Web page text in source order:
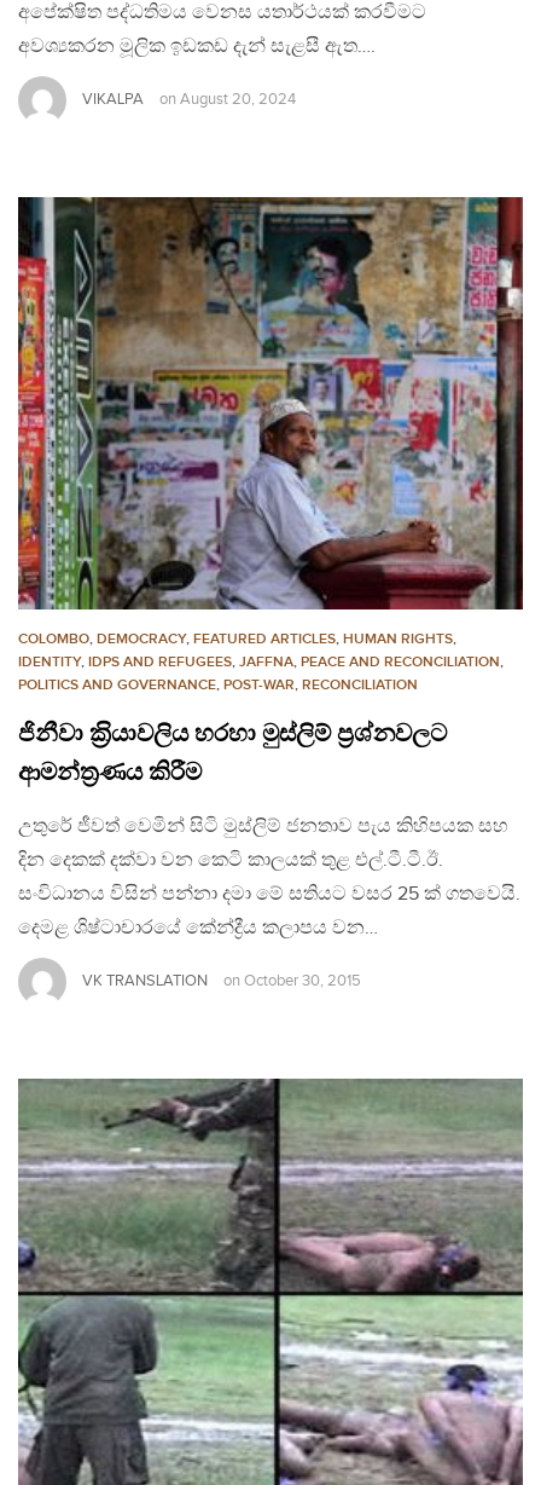
අපේක්ෂිත පද්ධතිමය වෙනස යතාර්ථයක් කරවීමට
අවශ්‍යකරන මූලික ඉඩකඩ දැන් සැළසී ඇත….
VIKALPA on August 20, 2024
COLOMBO, DEMOCRACY, FEATURED ARTICLES, HUMAN RIGHTS,
IDENTITY, IDPS AND REFUGEES, JAFFNA, PEACE AND RECONCILIATION,
POLITICS AND GOVERNANCE, POST-WAR, RECONCILIATION
ජිනීවා ක‍්‍රියාවලිය හරහා මුස්ලිම් ප‍්‍රශ්නවලට
ආමන්ත‍්‍රණය කිරීම
උතුරේ ජීවත් වෙමින් සිටි මුස්ලිම් ජනතාව පැය කිහිපයක සහ
දින දෙකක් දක්වා වන කෙටි කාලයක් තුළ එල්.ටී.ටී.ඊ.
සංවිධානය විසින් පන්නා දමා මේ සතියට වසර 25 ක් ගතවෙයි.
දෙමළ ශිෂ්ටාචාරයේ කේන්ද්‍රීය කලාපය වන…
VK TRANSLATION on October 30, 2015